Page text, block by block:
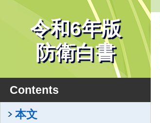
令和6年版
防衛白書
Contents
本文